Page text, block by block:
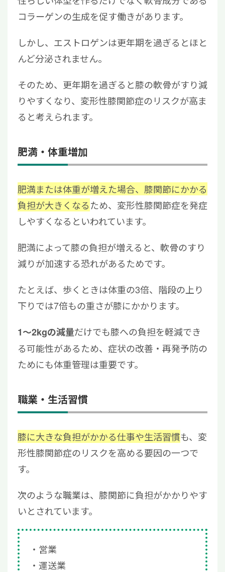
コラーゲンの生成を促す働きがあります。
しかし、エストロゲンは更年期を過ぎるとほと
んど分泌されません。
そのため、更年期を過ぎると膝の軟骨がすり減
りやすくなり、変形性膝関節症のリスクが高ま
ると考えられます。
肥満・体重増加
肥満または体重が増えた場合、膝関節にかかる
負担が大きくなるため、変形性膝関節症を発症
しやすくなるといわれています。
肥満によって膝の負担が増えると、軟骨のすり
減りが加速する恐れがあるためです。
たとえば、歩くときは体重の3倍、階段の上り
下りでは7倍もの重さが膝にかかります。
1～2kgの減量だけでも膝への負担を軽減でき
る可能性があるため、症状の改善・再発予防の
ためにも体重管理は重要です。
職業・生活習慣
膝に大きな負担がかかる仕事や生活習慣も、変
形性膝関節症のリスクを高める要因の一つで
す。
次のような職業は、膝関節に負担がかかりやす
いとされています。
営業
運送業